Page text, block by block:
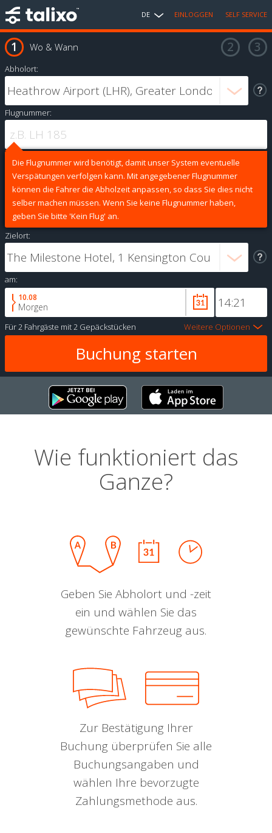
DE EINLOGGEN SELF SERVICE
Wo & Wann
Abholort:
Flugnummer:
Die Flugnummer wird benötigt, damit unser System eventuelle
Verspätungen verfolgen kann. Mit angegebener Flugnummer
können die Fahrer die Abholzeit anpassen, so dass Sie dies nicht
selber machen müssen. Wenn Sie keine Flugnummer haben,
geben Sie bitte 'Kein Flug' an.
Zielort:
am:
10.08
Morgen
Für2 Fahrgäste mit2 Gepäckstücken Weitere Optionen
Wie funktioniert das
Ganze?
Geben Sie Abholort und -zeit
ein und wählen Sie das
gewünschte Fahrzeug aus.
Zur Bestätigung Ihrer
Buchung überprüfen Sie alle
Buchungsangaben und
wählen Ihre bevorzugte
Zahlungsmethode aus.